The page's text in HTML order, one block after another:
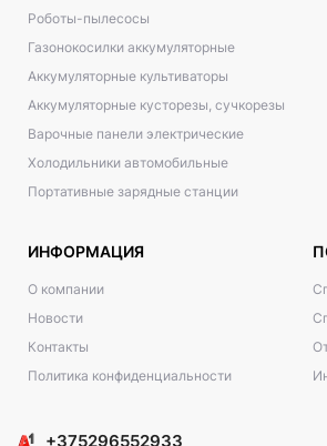
Роботы-пылесосы
Газонокосилки аккумуляторные
Аккумуляторные культиваторы
Аккумуляторные кусторезы, сучкорезы
Варочные панели электрические
Холодильники автомобильные
Портативные зарядные станции
ИНФОРМАЦИЯ
О компании
Новости
Контакты
Политика конфиденциальности
+375296552933